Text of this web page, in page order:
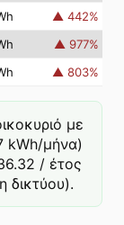
▲ 442%
▲ 977%
▲ 803%
με
kWh/μήνα)
/ έτος
δικτύου).